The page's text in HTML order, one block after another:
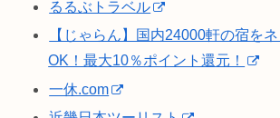
るるぶトラベル
【じゃらん】国内24000軒の宿を
OK！最大10％ポイント還元！
一休.com